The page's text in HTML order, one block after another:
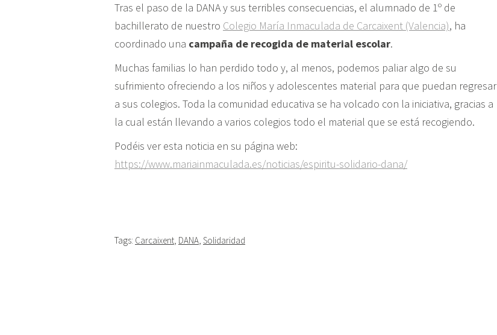
Tras el paso de la DANA y sus terribles consecuencias, el alumnado de 1º de
bachillerato de nuestro Colegio María Inmaculada de Carcaixent (Valencia), ha
coordinado una campaña de recogida de material escolar.
Muchas familias lo han perdido todo y, al menos, podemos paliar algo de su
sufrimiento ofreciendo a los niños y adolescentes material para que puedan regresar
a sus colegios. Toda la comunidad educativa se ha volcado con la iniciativa, gracias a
la cual están llevando a varios colegios todo el material que se está recogiendo.
Podéis ver esta noticia en su página web:
https://www.mariainmaculada.es/noticias/espiritu-solidario-dana/
Tags: Carcaixent, DANA, Solidaridad